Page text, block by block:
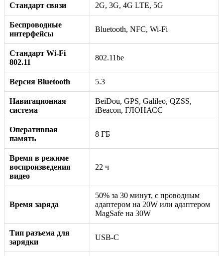
Стандарт связи 2G, 3G, 4G LTE, 5G
Беспроводные
интерфейсы
Bluetooth, NFC, Wi-Fi
Стандарт Wi-Fi
802.11
802.11be
Версия Bluetooth 5.3
Навигационная
система
BeiDou, GPS, Galileo, QZSS,
iBeacon, ГЛОНАСС
Оперативная
память
8 ГБ
Время в режиме
воспроизведения
видео
22 ч
Время заряда
50% за 30 минут, с проводным
адаптером на 20W или адаптером
MagSafe на 30W
Тип разъема для
зарядки
USB-C